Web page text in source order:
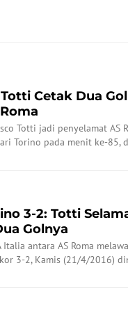
Cetak Dua
Totti jadi penyelamat AS
Torino pada menit ke-85,
3-2: Totti
Golnya
antara AS Roma
3-2, Kamis (21/4/2016)